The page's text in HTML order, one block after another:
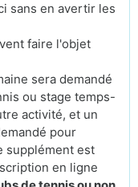
sans en avertir les
faire l'objet
sera demandé
ou stage temps-
activité, et un
pour
supplément est
en ligne